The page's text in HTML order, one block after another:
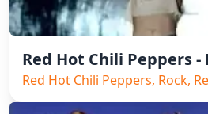
Red Hot Chili Peppers -
Red Hot Chili Peppers, Rock,